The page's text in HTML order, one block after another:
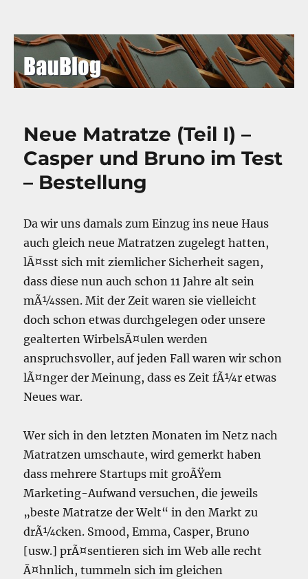
BauBlog
Neue Matratze (Teil I) –
Casper und Bruno im Test
– Bestellung
Da wir uns damals zum Einzug ins neue Haus
auch gleich neue Matratzen zugelegt hatten,
lÃ¤sst sich mit ziemlicher Sicherheit sagen,
dass diese nun auch schon 11 Jahre alt sein
mÃ¼ssen. Mit der Zeit waren sie vielleicht
doch schon etwas durchgelegen oder unsere
gealterten WirbelsÃ¤ulen werden
anspruchsvoller, auf jeden Fall waren wir schon
lÃ¤nger der Meinung, dass es Zeit fÃ¼r etwas
Neues war.
Wer sich in den letzten Monaten im Netz nach
Matratzen umschaute, wird gemerkt haben
dass mehrere Startups mit groÃŸem
Marketing-Aufwand versuchen, die jeweils
„beste Matratze der Welt“ in den Markt zu
drÃ¼cken. Smood, Emma, Casper, Bruno
[usw.] prÃ¤sentieren sich im Web alle recht
Ã¤hnlich, tummeln sich im gleichen